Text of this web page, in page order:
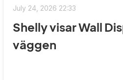
July 24, 2026 22:33
Shelly visar Wall
väggen